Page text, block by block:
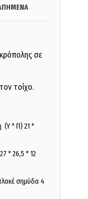
σε
τοίχο.
(Υ * Π) 21 *
* 26,5 * 12
σημύδα 4